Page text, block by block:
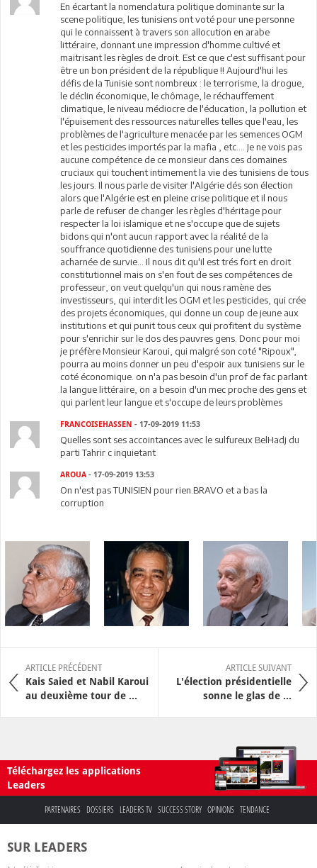
En écartant la nomenclatura politique dominante sur la
scene politique, les tunisiens ont voté pour une personne
qui le connaissent à travers son allocution en arabe
littéraire, donnant une impression d'homme cultivé et
maitrisant les règles de droit. Est ce que c'est suffisant pour
être un bon président de la république !! Aujourd'hui les
défis de la Tunisie sont nombreux : le terrorisme, la drogue,
le déclin économique, le chômage, le réchauffement
climatique, le niveau médiocre de l'éducation, la pollution et
l'épuisement des ressources naturelles telles que l'eau, les
problèmes de l'agriculture menacée par les semences OGM
et les pesticides importés par la mafia , etc.... Je ne vois pas
aucune compétence de ce monsieur dans ces domaines
cruciaux qui touchent intimement la vie des tunisiens de tous
les jours. Il nous parle de visiter l'Algérie dés son élection
alors que l'Algérie est en pleine crise politique et il nous
parle de refuser de changer les règles d'héritage pour
respecter la loi islamique et ne s'occupe que de sujets
bidons qui n'ont aucun rapport avec la réalité de la
souffrance quotidienne des tunisiens pour une lutte
acharnée de survie... Il nous dit qu'il est trés fort en droit
constitutionnel mais on s'en fout de ses compétences de
professeur, on veut quelqu'un qui nous ramène des
investisseurs, qui interdit les OGM et les pesticides, qui crée
des projets économiques, qui donne un coup de jeune aux
institutions et qui punit tous ceux qui profitent du système
pour s'enrichir sur le dos des pauvres gens. Donc pour moi
je préfère Monsieur Karoui, qui malgré son coté "Ripoux",
pourra au moins donner un peu d'espoir aux tunisiens sur le
coté économique. on n'a pas besoin d'un prof de fac parlant
la langue littéraire, on a besoin d'un mec proche des gens et
qui parlent leur langue et s'occupe de leurs problèmes
FRANCOISEHASSEN - 17-09-2019 11:53
Quelles sont ses accointances avec le sulfureux BelHadj du
parti Tahrir c inquietant
AROUA - 17-09-2019 13:53
On n'est pas TUNISIEN pour rien.BRAVO et a bas la
corruption
ARTICLE PRÉCÉDENT
Kais Saied et Nabil Karoui
au deuxième tour de ...
ARTICLE SUIVANT
L'élection présidentielle
sonne le glas de ...
Téléchargez les applications
Leaders
PARTENAIRES DOSSIERS LEADERS TV SUCCESS STORY OPINIONS TENDANCE
SUR LEADERS